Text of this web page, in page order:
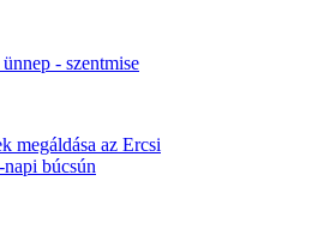
- szentmise
megáldása az Ercsi
búcsún